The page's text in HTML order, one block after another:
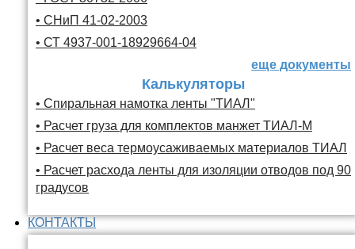
• СНиП 41-02-2003
• СТ 4937-001-18929664-04
еще документы
Калькуляторы
• Спиральная намотка ленты "ТИАЛ"
• Расчет груза для комплектов манжет ТИАЛ-М
• Расчет веса термоусаживаемых материалов ТИАЛ
• Расчет расхода ленты для изоляции отводов под 90
градусов
КОНТАКТЫ